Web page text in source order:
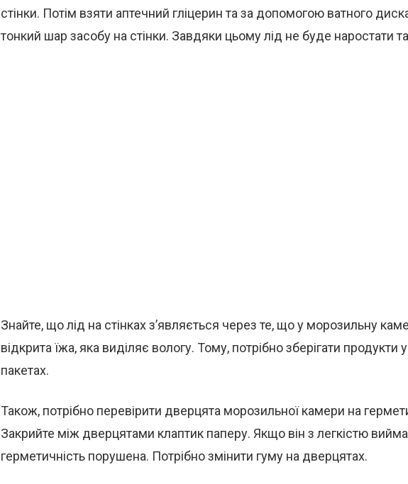
стінки. Потім взяти аптечний гліцерин та за допомогою ватного
тонкий шар засобу на стінки. Завдяки цьому лід не буде наростати
Знайте, що лід на стінках з’являється через те, що у морозильну
відкрита їжа, яка виділяє вологу. Тому, потрібно зберігати продукти
пакетах.
Також, потрібно перевірити дверцята морозильної камери на
Закрийте між дверцятами клаптик паперу. Якщо він з легкістю
герметичність порушена. Потрібно змінити гуму на дверцятах.